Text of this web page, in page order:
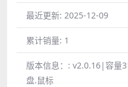
最近更新: 2025-12-09
累计销量: 1
版本信息：: v2.0.16|容量
盘.鼠标